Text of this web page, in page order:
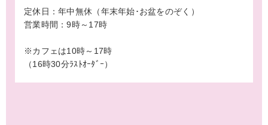
定休日：年中無休（年末年始･お盆をのぞく）
営業時間：9時～17時
※カフェは10時～17時
（16時30分ﾗｽﾄｵｰﾀﾞｰ）